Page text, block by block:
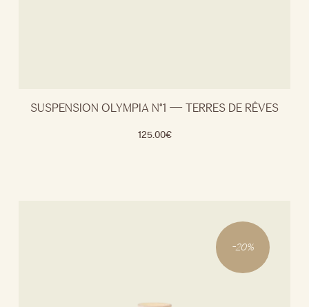
SUSPENSION OLYMPIA N°1 — TERRES DE RÊVES
125.00€
-20%